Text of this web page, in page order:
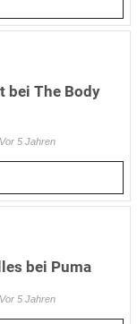
bei The Body
5 Jahren
bei Puma
5 Jahren